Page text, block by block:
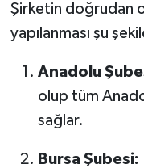
Şirketin doğrudan
yapılanması şu
Anadolu
olup tüm
sağlar.
Bursa Şubesi: